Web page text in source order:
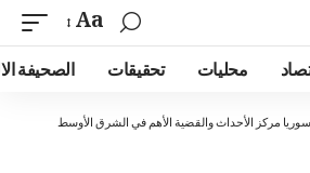
Aa
محليات تحقيقات الصحيفة
مركز الأحداث والقضية الأهم في الشرق الأوسط